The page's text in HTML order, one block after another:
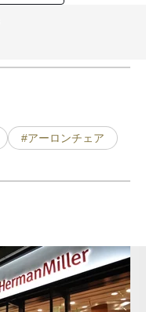
#アーロンチェア